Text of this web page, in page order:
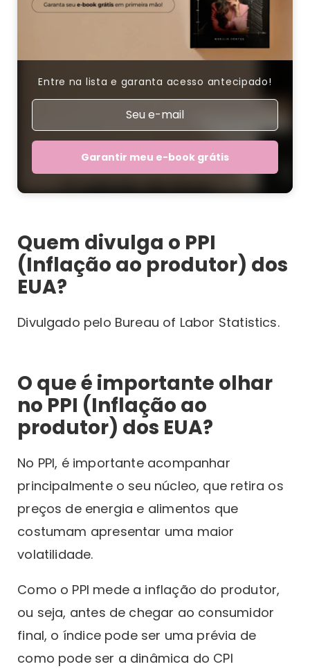
Entre na lista e garanta acesso antecipado!
Garantir meu e-book grátis
Quem divulga o PPI
(Inflação ao produtor) dos
EUA?
Divulgado pelo Bureau of Labor Statistics.
O que é importante olhar
no PPI (Inflação ao
produtor) dos EUA?
No PPI, é importante acompanhar
principalmente o seu núcleo, que retira os
preços de energia e alimentos que
costumam apresentar uma maior
volatilidade.
Como o PPI mede a inflação do produtor,
ou seja, antes de chegar ao consumidor
final, o índice pode ser uma prévia de
como pode ser a dinâmica do CPI